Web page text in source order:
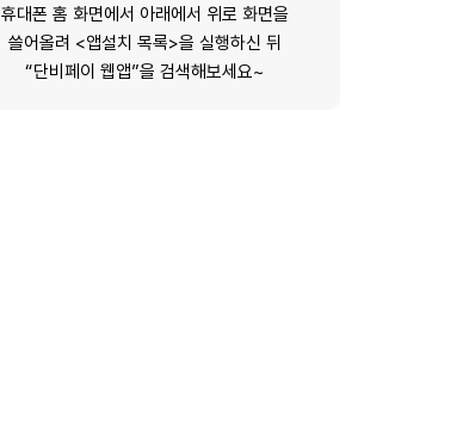
휴대폰 홈 화면에서 아래에서 위로 화면을
쓸어올려 <앱설치 목록>을 실행하신 뒤
“단비페이 웹앱”을 검색해보세요~